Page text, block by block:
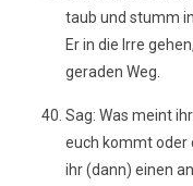
taub und stumm
Er in die Irre
geraden Weg.
Sag: Was meint
euch kommt oder
ihr (dann) einen